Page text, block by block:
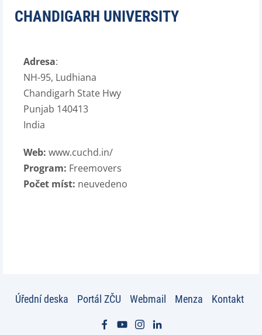
CHANDIGARH UNIVERSITY
Adresa:
NH-95, Ludhiana
Chandigarh State Hwy
Punjab 140413
India
Web: www.cuchd.in/
Program: Freemovers
Počet míst: neuvedeno
Úřední deska Portál ZČU Webmail Menza Kontakt